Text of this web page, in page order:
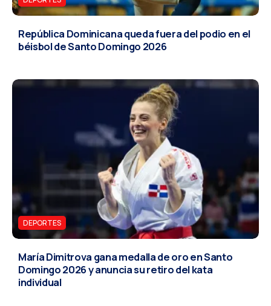
República Dominicana queda fuera del podio en el
béisbol de Santo Domingo 2026
DEPORTES
María Dimitrova gana medalla de oro en Santo
Domingo 2026 y anuncia su retiro del kata
individual